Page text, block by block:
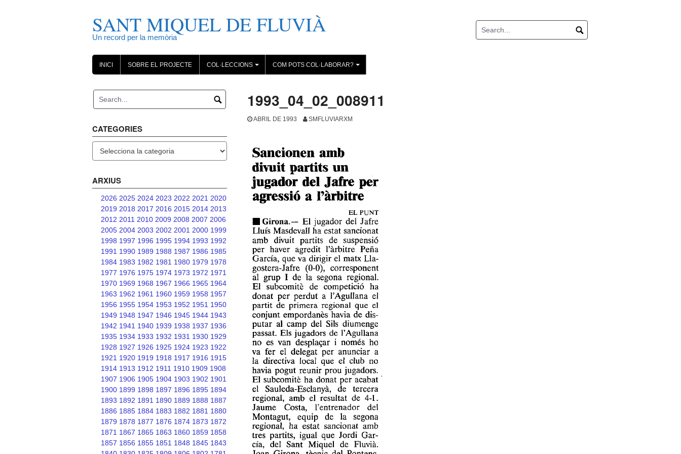
SANT MIQUEL DE FLUVIÀ
Un record per la memòria
INICI SOBRE EL PROJECTE
+
COL·LECCIONS
+
COM POTS COL·LABORAR?
1993_04_02_008911
ABRIL DE 1993 SMFLUVIARXM
CATEGORIES
ARXIUS
2026 2025 2024 2023 2022 2021 2020
2019 2018 2017 2016 2015 2014 2013
2012 2011 2010 2009 2008 2007 2006
2005 2004 2003 2002 2001 2000 1999
1998 1997 1996 1995 1994 1993 1992
1991 1990 1989 1988 1987 1986 1985
1984 1983 1982 1981 1980 1979 1978
1977 1976 1975 1974 1973 1972 1971
1970 1969 1968 1967 1966 1965 1964
1963 1962 1961 1960 1959 1958 1957
1956 1955 1954 1953 1952 1951 1950
1949 1948 1947 1946 1945 1944 1943
1942 1941 1940 1939 1938 1937 1936
1935 1934 1933 1932 1931 1930 1929
1928 1927 1926 1925 1924 1923 1922
1921 1920 1919 1918 1917 1916 1915
1914 1913 1912 1911 1910 1909 1908
1907 1906 1905 1904 1903 1902 1901
1900 1899 1898 1897 1896 1895 1894
1893 1892 1891 1890 1889 1888 1887
1886 1885 1884 1883 1882 1881 1880
1879 1878 1877 1876 1874 1873 1872
1871 1867 1865 1863 1860 1859 1858
1857 1856 1855 1851 1848 1845 1843